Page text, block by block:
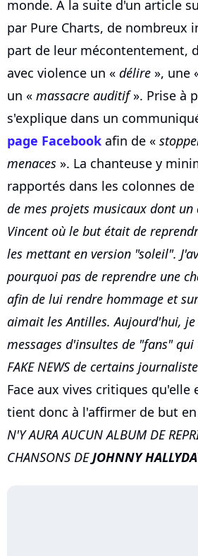
monde. A la suite d'un article
par Pure Charts, de nombreux
part de leur mécontentement,
avec violence un « délire », une
un « massacre auditif». Prise à
s'explique dans un
page Facebook afin de «
menaces ». La chanteuse y
rapportés dans les colonnes de
de mes projets musicaux dont un
Vincent où le but était de
les mettant en version "soleil".
pourquoi pas de reprendre une
afin de lui rendre hommage et
aimait les Antilles. Aujourd'hui, je
messages d'insultes de "fans"
FAKE NEWS de certains
Face aux vives critiques qu'elle
tient donc à l'affirmer de but
N'Y AURA AUCUN ALBUM DE
CHANSONS DEJOHNNY